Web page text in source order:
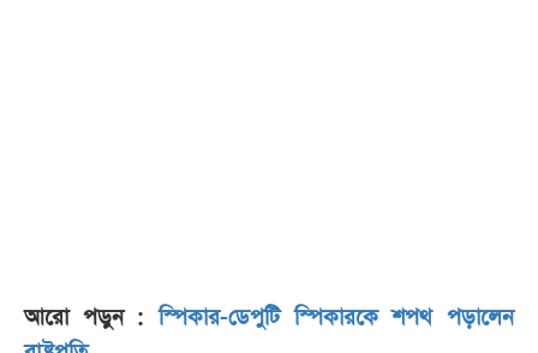
আরো পড়ুন :স্পিকার-ডেপুটি স্পিকারকে শপথ পড়ালেন